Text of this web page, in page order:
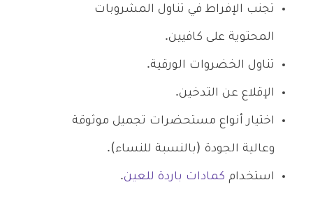
تجنب الإفراط في تناول المشروبات
المحتوية على كافيين.
تناول الخضروات الورقية.
الإقلاع عن التدخين.
اختيار أنواع مستحضرات تجميل موثوقة
وعالية الجودة (بالنسبة للنساء).
استخدام كمادات باردة للعين.